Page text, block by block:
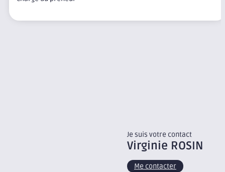
Je suis votre contact
Virginie ROSIN
Me contacter